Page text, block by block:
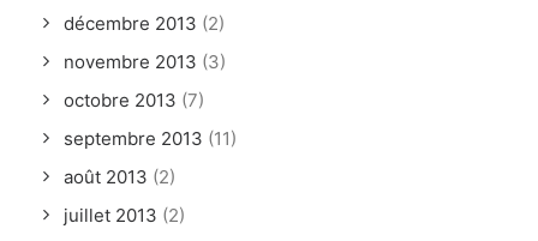
décembre 2013 (2)
novembre 2013 (3)
octobre 2013 (7)
septembre 2013 (11)
août 2013 (2)
juillet 2013 (2)